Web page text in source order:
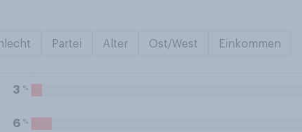
Partei Alter Ost/West Einkommen
3 %
6 %